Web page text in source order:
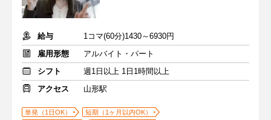
給与
1コマ(60分)1430～6930円
雇用形態
アルバイト・パート
シフト
週1日以上 1日1時間以上
アクセス
山形駅
単発（1日OK）
短期（1ヶ月以内OK）